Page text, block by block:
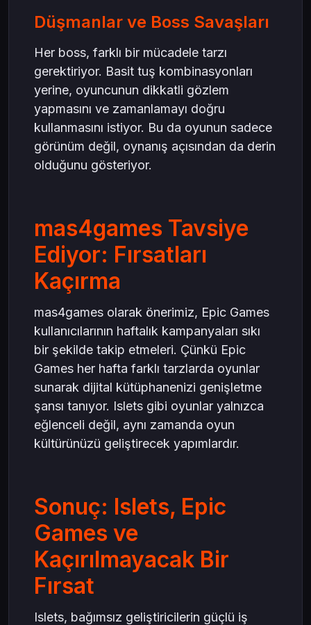
Düşmanlar ve Boss Savaşları
Her boss, farklı bir mücadele tarzı
gerektiriyor. Basit tuş kombinasyonları
yerine, oyuncunun dikkatli gözlem
yapmasını ve zamanlamayı doğru
kullanmasını istiyor. Bu da oyunun sadece
görünüm değil, oynanış açısından da derin
olduğunu gösteriyor.
mas4games Tavsiye
Ediyor: Fırsatları
Kaçırma
mas4games olarak önerimiz, Epic Games
kullanıcılarının haftalık kampanyaları sıkı
bir şekilde takip etmeleri. Çünkü Epic
Games her hafta farklı tarzlarda oyunlar
sunarak dijital kütüphanenizi genişletme
şansı tanıyor. Islets gibi oyunlar yalnızca
eğlenceli değil, aynı zamanda oyun
kültürünüzü geliştirecek yapımlardır.
Sonuç: Islets, Epic
Games ve
Kaçırılmayacak Bir
Fırsat
Islets, bağımsız geliştiricilerin güçlü iş